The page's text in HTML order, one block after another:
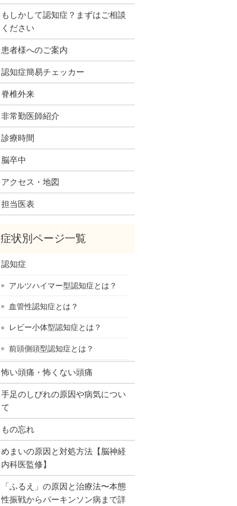
もしかして認知症？まずはご相談
ください
患者様へのご案内
認知症簡易チェッカー
脊椎外来
非常勤医師紹介
診療時間
脳卒中
アクセス・地図
担当医表
認知症
アルツハイマー型認知症とは？
血管性認知症とは？
レビー小体型認知症とは？
前頭側頭型認知症とは？
怖い頭痛・怖くない頭痛
手足のしびれの原因や病気につい
て
もの忘れ
めまいの原因と対処方法【脳神経
内科医監修】
「ふるえ」の原因と治療法〜本態
性振戦からパーキンソン病まで詳